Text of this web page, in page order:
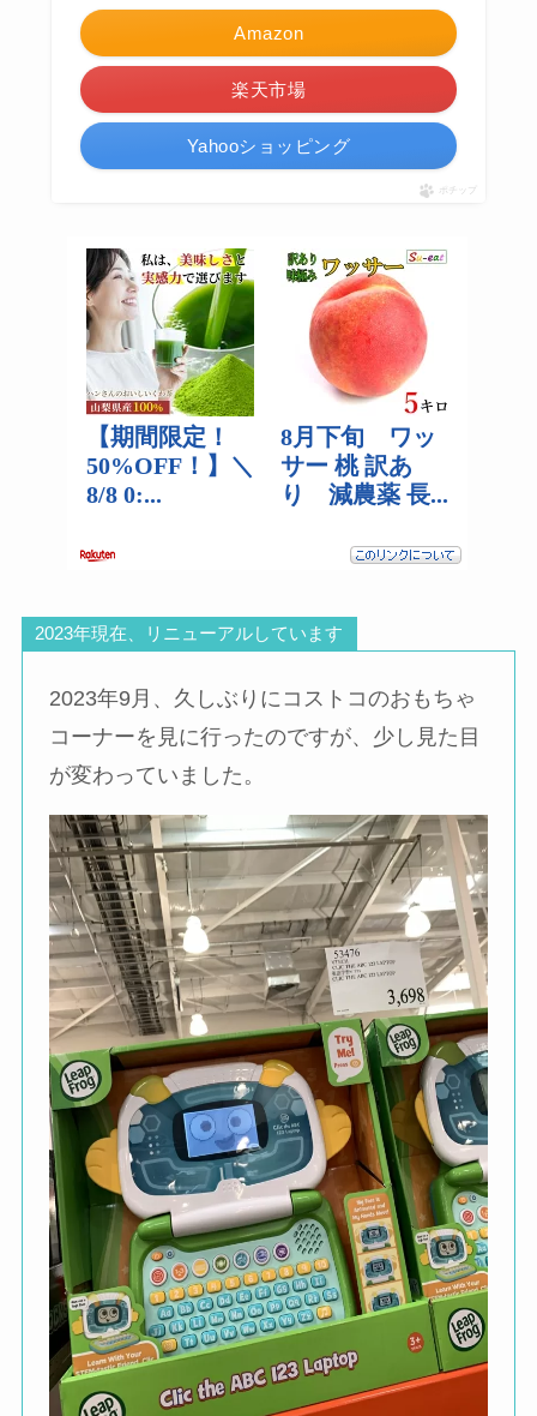
Amazon
楽天市場
Yahooショッピング
ポチップ
2023年現在、リニューアルしています
2023年9月、久しぶりにコストコのおもちゃ
コーナーを見に行ったのですが、少し見た目
が変わっていました。